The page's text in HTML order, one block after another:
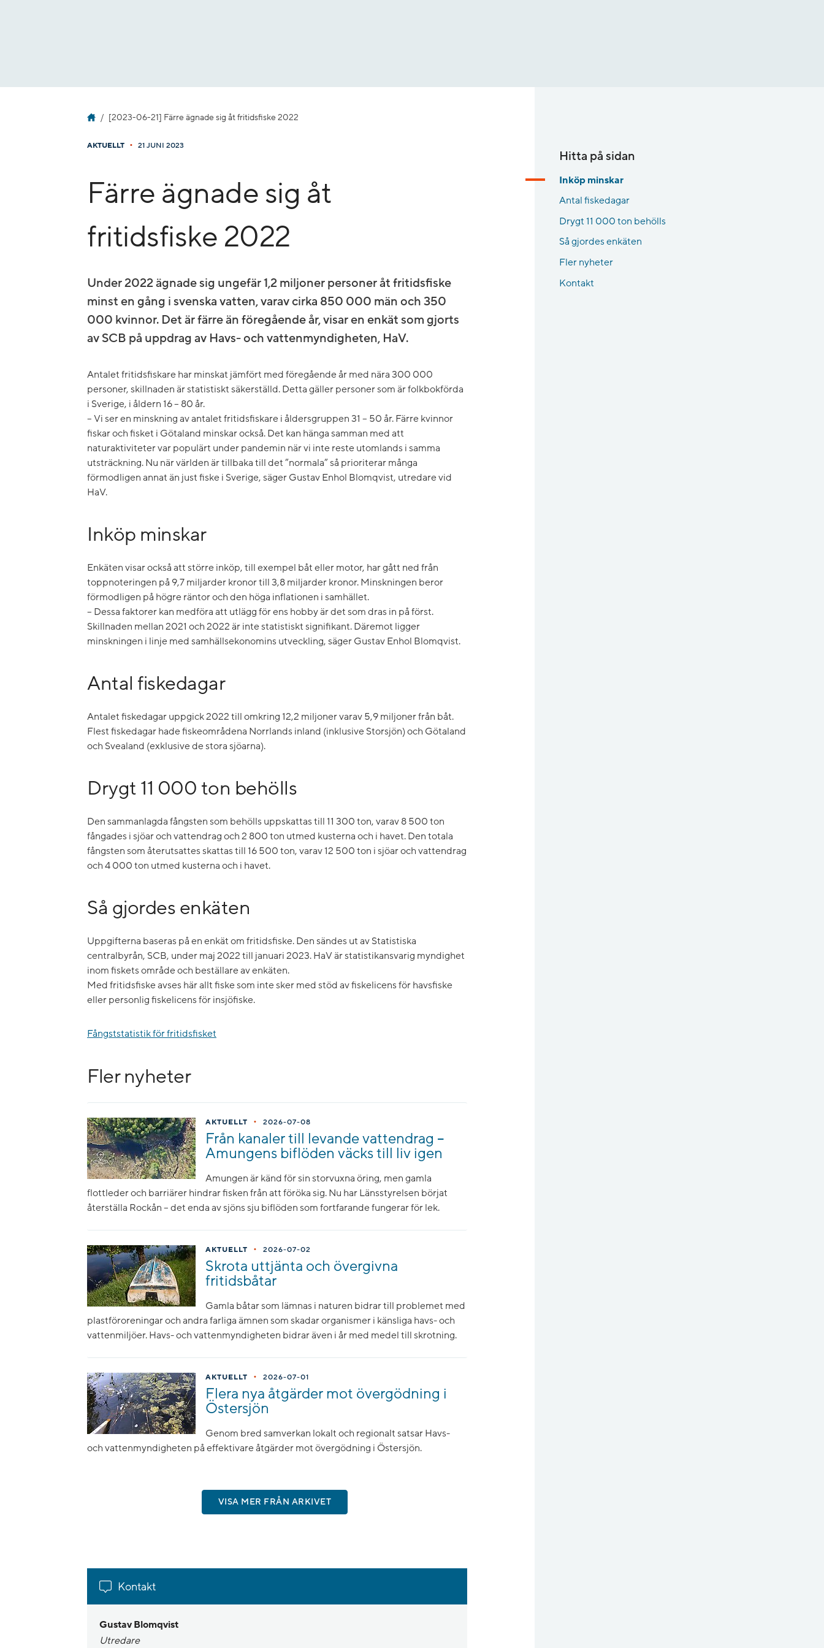
[2023-06-21] Färre ägnade sig åt fritidsfiske 2022
AKTUELLT • 21 JUNI 2023
Färre ägnade sig åt
fritidsfiske 2022
Under 2022 ägnade sig ungefär 1,2 miljoner personer åt fritidsfiske
minst en gång i svenska vatten, varav cirka 850 000 män och 350
000 kvinnor. Det är färre än föregående år, visar en enkät som gjorts
av SCB på uppdrag av Havs- och vattenmyndigheten, HaV.
Antalet fritidsfiskare har minskat jämfört med föregående år med nära 300 000
personer, skillnaden är statistiskt säkerställd. Detta gäller personer som är folkbokförda
i Sverige, i åldern 16 – 80 år.
– Vi ser en minskning av antalet fritidsfiskare i åldersgruppen 31 – 50 år. Färre kvinnor
fiskar och fisket i Götaland minskar också. Det kan hänga samman med att
naturaktiviteter var populärt under pandemin när vi inte reste utomlands i samma
utsträckning. Nu när världen är tillbaka till det ”normala” så prioriterar många
förmodligen annat än just fiske i Sverige, säger Gustav Enhol Blomqvist, utredare vid
HaV.
Inköp minskar
Enkäten visar också att större inköp, till exempel båt eller motor, har gått ned från
toppnoteringen på 9,7 miljarder kronor till 3,8 miljarder kronor. Minskningen beror
förmodligen på högre räntor och den höga inflationen i samhället.
– Dessa faktorer kan medföra att utlägg för ens hobby är det som dras in på först.
Skillnaden mellan 2021 och 2022 är inte statistiskt signifikant. Däremot ligger
minskningen i linje med samhällsekonomins utveckling, säger Gustav Enhol Blomqvist.
Antal fiskedagar
Antalet fiskedagar uppgick 2022 till omkring 12,2 miljoner varav 5,9 miljoner från båt.
Flest fiskedagar hade fiskeområdena Norrlands inland (inklusive Storsjön) och Götaland
och Svealand (exklusive de stora sjöarna).
Drygt 11 000 ton behölls
Den sammanlagda fångsten som behölls uppskattas till 11 300 ton, varav 8 500 ton
fångades i sjöar och vattendrag och 2 800 ton utmed kusterna och i havet. Den totala
fångsten som återutsattes skattas till 16 500 ton, varav 12 500 ton i sjöar och vattendrag
och 4 000 ton utmed kusterna och i havet.
Så gjordes enkäten
Uppgifterna baseras på en enkät om fritidsfiske. Den sändes ut av Statistiska
centralbyrån, SCB, under maj 2022 till januari 2023. HaV är statistikansvarig myndighet
inom fiskets område och beställare av enkäten.
Med fritidsfiske avses här allt fiske som inte sker med stöd av fiskelicens för havsfiske
eller personlig fiskelicens för insjöfiske.
Fångststatistik för fritidsfisket
Fler nyheter
AKTUELLT • 2026-07-08
Från kanaler till levande vattendrag –
Amungens biflöden väcks till liv igen
Amungen är känd för sin storvuxna öring, men gamla
flottleder och barriärer hindrar fisken från att föröka sig. Nu har Länsstyrelsen börjat
återställa Rockån – det enda av sjöns sju biflöden som fortfarande fungerar för lek.
AKTUELLT • 2026-07-02
Skrota uttjänta och övergivna
fritidsbåtar
Gamla båtar som lämnas i naturen bidrar till problemet med
plastföroreningar och andra farliga ämnen som skadar organismer i känsliga havs- och
vattenmiljöer. Havs- och vattenmyndigheten bidrar även i år med medel till skrotning.
AKTUELLT • 2026-07-01
Flera nya åtgärder mot övergödning i
Östersjön
Genom bred samverkan lokalt och regionalt satsar Havs-
och vattenmyndigheten på effektivare åtgärder mot övergödning i Östersjön.
VISA MER FRÅN ARKIVET
Kontakt
Gustav Blomqvist
Utredare
Hitta på sidan
Inköp minskar
Antal fiskedagar
Drygt 11 000 ton behölls
Så gjordes enkäten
Fler nyheter
Kontakt